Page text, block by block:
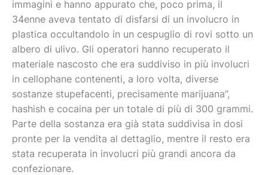
immagini e hanno appurato che, poco prima, il
34enne aveva tentato di disfarsi di un involucro in
plastica occultandolo in un cespuglio di rovi sotto un
albero di ulivo. Gli operatori hanno recuperato il
materiale nascosto che era suddiviso in più involucri
in cellophane contenenti, a loro volta, diverse
sostanze stupefacenti, precisamente marijuana”,
hashish e cocaina per un totale di più di 300 grammi.
Parte della sostanza era già stata suddivisa in dosi
pronte per la vendita al dettaglio, mentre il resto era
stata recuperata in involucri più grandi ancora da
confezionare.